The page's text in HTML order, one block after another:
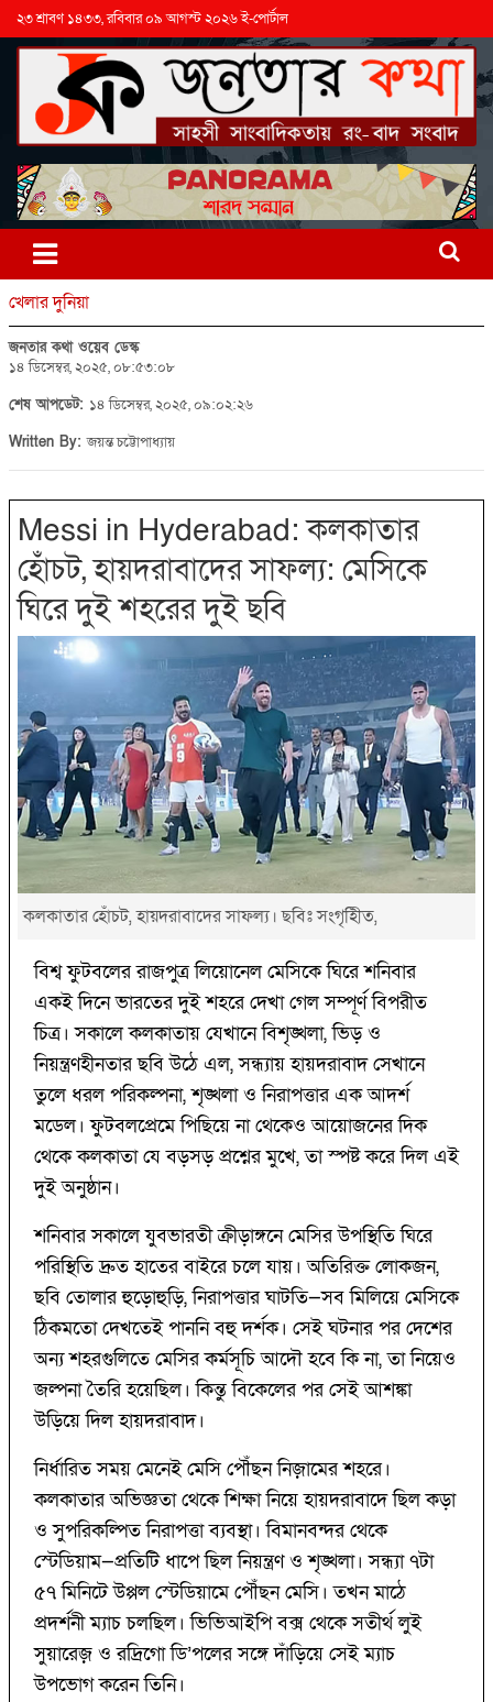
২৩ শ্রাবণ ১৪৩৩, রবিবার ০৯ আগস্ট ২০২৬ ই-পোর্টাল
খেলার দুনিয়া
জনতার কথা ওয়েব ডেস্ক
১৪ ডিসেম্বর, ২০২৫, ০৮:৫৩:০৮
শেষ আপডেট: ১৪ ডিসেম্বর, ২০২৫, ০৯:০২:২৬
Written By:জয়ন্ত চট্টোপাধ্যায়
Messi in Hyderabad: কলকাতার
হোঁচট, হায়দরাবাদের সাফল্য: মেসিকে
ঘিরে দুই শহরের দুই ছবি
কলকাতার হোঁচট, হায়দরাবাদের সাফল্য। ছবিঃ সংগৃহীিত,
বিশ্ব ফুটবলের রাজপুত্র লিয়োনেল মেসিকে ঘিরে শনিবার
একই দিনে ভারতের দুই শহরে দেখা গেল সম্পূর্ণ বিপরীত
চিত্র। সকালে কলকাতায় যেখানে বিশৃঙ্খলা, ভিড় ও
নিয়ন্ত্রণহীনতার ছবি উঠে এল, সন্ধ্যায় হায়দরাবাদ সেখানে
তুলে ধরল পরিকল্পনা, শৃঙ্খলা ও নিরাপত্তার এক আদর্শ
মডেল। ফুটবলপ্রেমে পিছিয়ে না থেকেও আয়োজনের দিক
থেকে কলকাতা যে বড়সড় প্রশ্নের মুখে, তা স্পষ্ট করে দিল এই
দুই অনুষ্ঠান।
শনিবার সকালে যুবভারতী ক্রীড়াঙ্গনে মেসির উপস্থিতি ঘিরে
পরিস্থিতি দ্রুত হাতের বাইরে চলে যায়। অতিরিক্ত লোকজন,
ছবি তোলার হুড়োহুড়ি, নিরাপত্তার ঘাটতি—সব মিলিয়ে মেসিকে
ঠিকমতো দেখতেই পাননি বহু দর্শক। সেই ঘটনার পর দেশের
অন্য শহরগুলিতে মেসির কর্মসূচি আদৌ হবে কি না, তা নিয়েও
জল্পনা তৈরি হয়েছিল। কিন্তু বিকেলের পর সেই আশঙ্কা
উড়িয়ে দিল হায়দরাবাদ।
নির্ধারিত সময় মেনেই মেসি পৌঁছন নিজ়ামের শহরে।
কলকাতার অভিজ্ঞতা থেকে শিক্ষা নিয়ে হায়দরাবাদে ছিল কড়া
ও সুপরিকল্পিত নিরাপত্তা ব্যবস্থা। বিমানবন্দর থেকে
স্টেডিয়াম—প্রতিটি ধাপে ছিল নিয়ন্ত্রণ ও শৃঙ্খলা। সন্ধ্যা ৭টা
৫৭ মিনিটে উপ্পল স্টেডিয়ামে পৌঁছন মেসি। তখন মাঠে
প্রদর্শনী ম্যাচ চলছিল। ভিভিআইপি বক্স থেকে সতীর্থ লুই
সুয়ারেজ় ও রদ্রিগো ডি’পলের সঙ্গে দাঁড়িয়ে সেই ম্যাচ
উপভোগ করেন তিনি।